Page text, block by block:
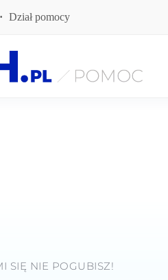
· Dział pomocy
SIĘ NIE POGUBISZ!